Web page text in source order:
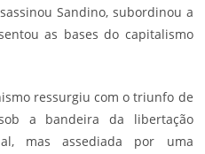
Sandino, subordinou a
as bases do capitalismo
ressurgiu com o triunfo de
a bandeira da libertação
mas assediada por uma